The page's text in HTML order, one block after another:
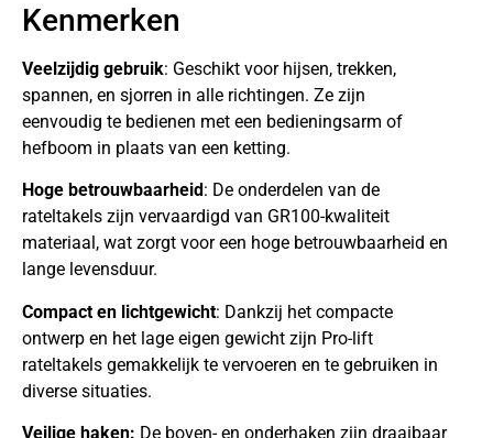
Kenmerken
Veelzijdig gebruik: Geschikt voor hijsen, trekken,
spannen, en sjorren in alle richtingen. Ze zijn
eenvoudig te bedienen met een bedieningsarm of
hefboom in plaats van een ketting.
Hoge betrouwbaarheid : De onderdelen van de
rateltakels zijn vervaardigd van GR100-kwaliteit
materiaal, wat zorgt voor een hoge betrouwbaarheid en
lange levensduur.
Compact en lichtgewicht: Dankzij het compacte
ontwerp en het lage eigen gewicht zijn Pro-lift
rateltakels gemakkelijk te vervoeren en te gebruiken in
diverse situaties.
Veilige haken: De boven- en onderhaken zijn draaibaar